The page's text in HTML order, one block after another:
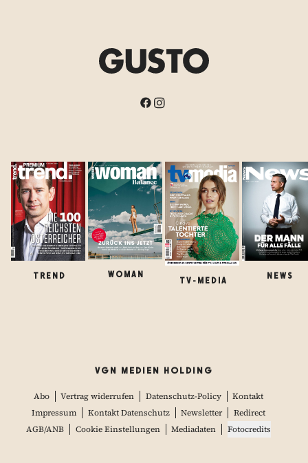
TREND WOMAN
TV-MEDIA
NEWS
VGN MEDIEN HOLDING
Abo Vertrag widerrufen Datenschutz-Policy
Kontakt
Impressum
Kontakt Datenschutz Newsletter
Redirect
AGB/ANB
Cookie Einstellungen Mediadaten Fotocredits